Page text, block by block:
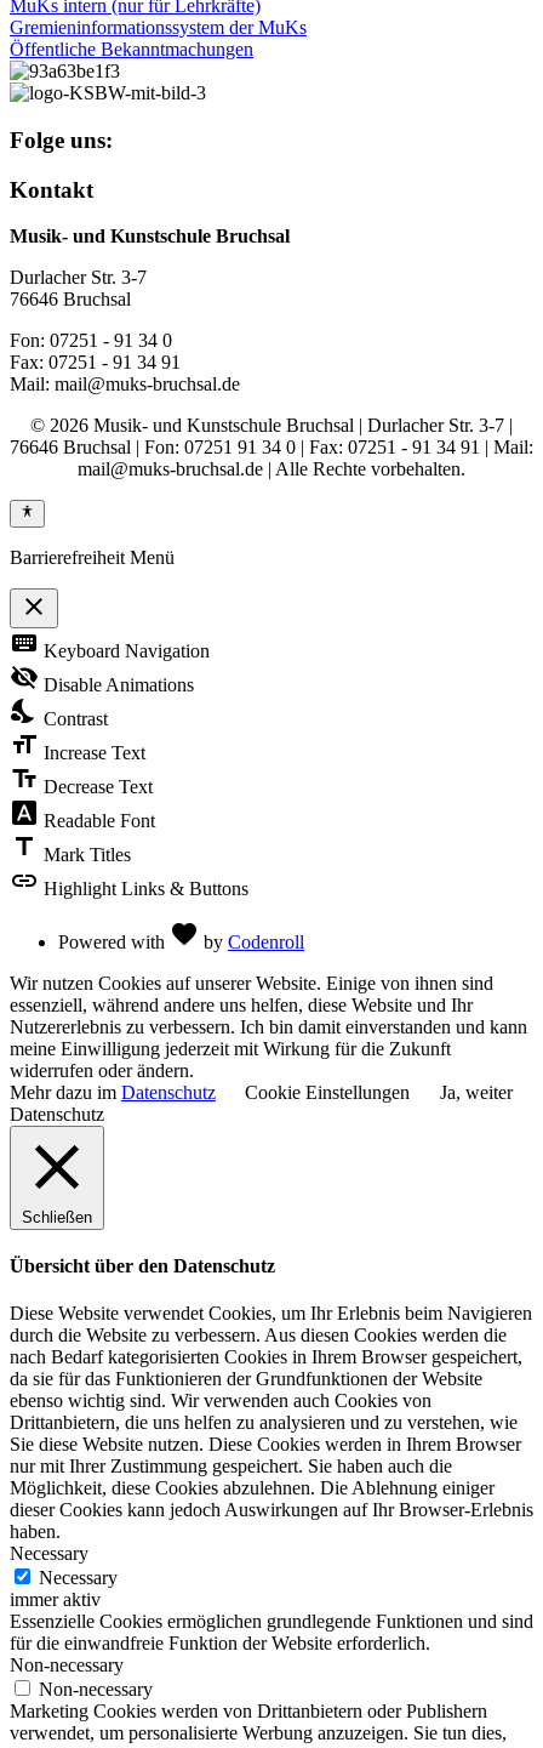
MuKs intern (nur für Lehrkräfte)
Gremieninformationssystem der MuKs
Öffentliche Bekanntmachungen
Folge uns:
Kontakt
Musik- und Kunstschule Bruchsal
Durlacher Str. 3-7
76646 Bruchsal
Fon: 07251 - 91 34 0
Fax: 07251 - 91 34 91
Mail: mail@muks-bruchsal.de
© 2026 Musik- und Kunstschule Bruchsal | Durlacher Str. 3-7 |
76646 Bruchsal | Fon: 07251 91 34 0 | Fax: 07251 - 91 34 91 | Mail:
mail@muks-bruchsal.de | Alle Rechte vorbehalten.
Barrierefreiheit Menü
close
Toggle
the
visibility
of
Accessibility
Toolbar
keyboard Keyboard Navigation
visibility_off Disable Animations
nights_stay Contrast
format_size Increase Text
text_fields Decrease Text
font_download Readable Font
title Mark Titles
link Highlight Links & Buttons
Powered with favorite by Codenroll
Wir nutzen Cookies auf unserer Website. Einige von ihnen sind
essenziell, während andere uns helfen, diese Website und Ihr
Nutzererlebnis zu verbessern. Ich bin damit einverstanden und kann
meine Einwilligung jederzeit mit Wirkung für die Zukunft
widerrufen oder ändern.
Mehr dazu im Datenschutz Cookie Einstellungen
Ja, weiter
Datenschutz
Schließen
Übersicht über den Datenschutz
Diese Website verwendet Cookies, um Ihr Erlebnis beim Navigieren
durch die Website zu verbessern. Aus diesen Cookies werden die
nach Bedarf kategorisierten Cookies in Ihrem Browser gespeichert,
da sie für das Funktionieren der Grundfunktionen der Website
ebenso wichtig sind. Wir verwenden auch Cookies von
Drittanbietern, die uns helfen zu analysieren und zu verstehen, wie
Sie diese Website nutzen. Diese Cookies werden in Ihrem Browser
nur mit Ihrer Zustimmung gespeichert. Sie haben auch die
Möglichkeit, diese Cookies abzulehnen. Die Ablehnung einiger
dieser Cookies kann jedoch Auswirkungen auf Ihr Browser-Erlebnis
haben.
Necessary
Necessary
immer aktiv
Essenzielle Cookies ermöglichen grundlegende Funktionen und sind
für die einwandfreie Funktion der Website erforderlich.
Non-necessary
Non-necessary
Marketing Cookies werden von Drittanbietern oder Publishern
verwendet, um personalisierte Werbung anzuzeigen. Sie tun dies,